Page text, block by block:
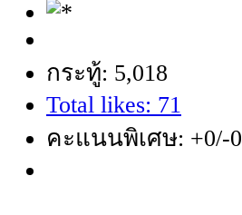
กระทู้: 5,018
Total likes: 71
คะแนนพิเศษ: +0/-0